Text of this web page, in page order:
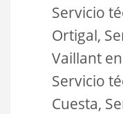
Servicio
Ortigal,
Vaillant
Servicio
Cuesta,